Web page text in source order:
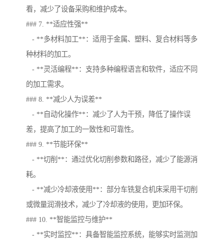
看，减少了设备采购和维护成本。
### 7. **适应性强**
- **多材料加工**：适用于金属、塑料、复合材料等多
种材料的加工。
- **灵活编程**：支持多种编程语言和软件，适应不同
的加工需求。
### 8. **减少人为误差**
- **自动化操作**：减少了人为干预，降低了操作误
差，提高了加工的一致性和可靠性。
### 9. **节能环保**
- **切削**：通过优化切削参数和路径，减少了能源消
耗。
- **减少冷却液使用**：部分车铣复合机床采用干切削
或微量润滑技术，减少了冷却液的使用，更加环保。
### 10. **智能监控与维护**
- **实时监控**：具备智能监控系统，能够实时监测加